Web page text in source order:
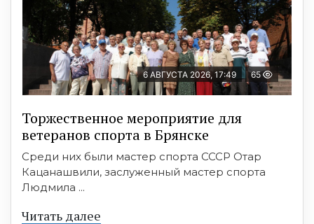
6 АВГУСТА 2026, 17:49 65
Торжественное мероприятие для
ветеранов спорта в Брянске
Среди них были мастер спорта СССР Отар
Кацанашвили, заслуженный мастер спорта
Людмила ...
Читать далее